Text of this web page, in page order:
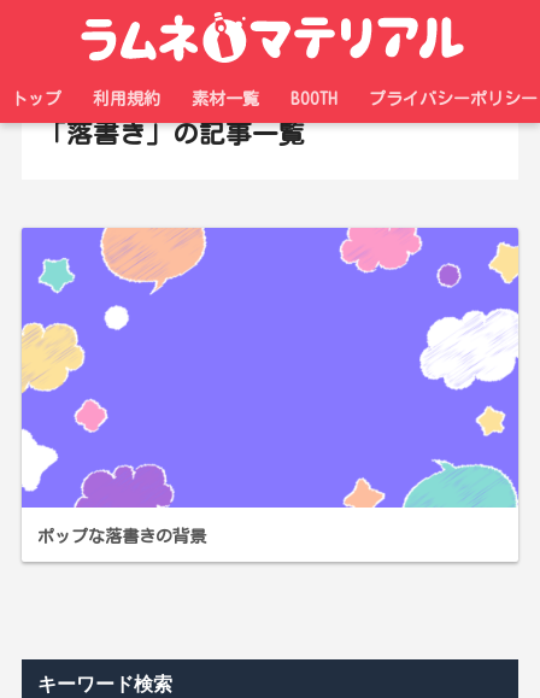
トップ 利用規約 素材一覧 BOOTH プライバシーポリシー
「落書き」の記事一覧
ポップな落書きの背景
キーワード検索